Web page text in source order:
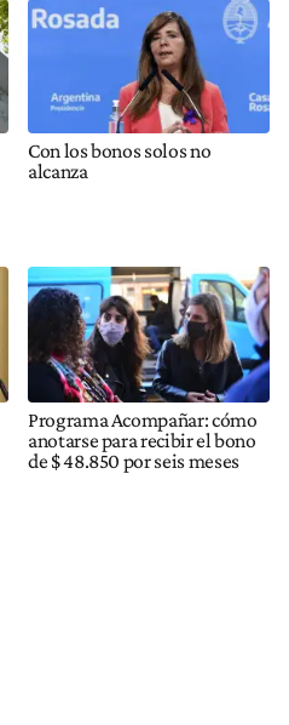
Con los bonos solos no
alcanza
Programa Acompañar: cómo
anotarse para recibir el bono
de $ 48.850 por seis meses